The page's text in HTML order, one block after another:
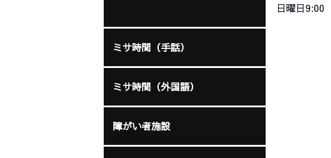
日曜日9:00
ミサ時間（手話）
ミサ時間（外国語）
障がい者施設